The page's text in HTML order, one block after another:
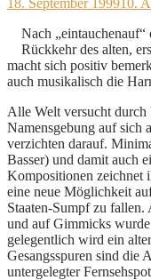
Nach
Rückkehr des alten,
macht sich positiv
auch musikalisch die
Alle Welt versucht durch
Namensgebung auf sich
verzichten darauf.
Basser) und damit auch
Kompositionen zeichnet
eine neue Möglichkeit
Staaten-Sumpf zu
und auf Gimmicks
gelegentlich wird ein
Gesangsspuren sind die
untergelegter